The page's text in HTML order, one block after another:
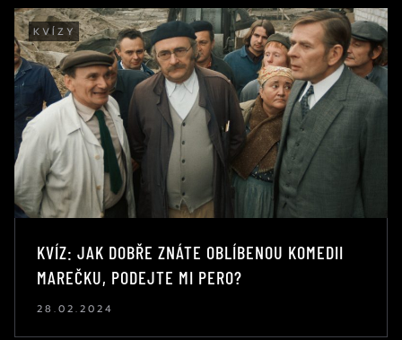
KVÍZY
KVÍZ: JAK DOBŘE ZNÁTE OBLÍBENOU KOMEDII
MAREČKU, PODEJTE MI PERO?
28.02.2024